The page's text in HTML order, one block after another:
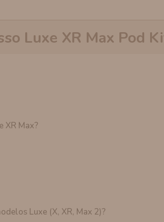
Luxe XR Max Pod
XR Max?
Luxe (X, XR, Max 2)?